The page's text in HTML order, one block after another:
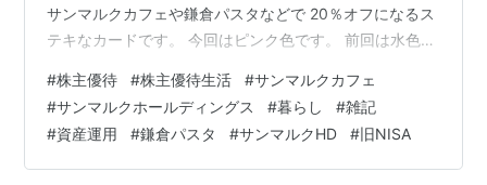
サンマルクカフェや鎌倉パスタなどで 20％オフになるス
テキなカードです。 今回はピンク色です。 前回は水色で
きました！ - yuki's daily life ちょっと小腹がすいたとき
に チョコクロを食べたりするので サンマルクホールディ
ングスは買って良かった銘柄の１つです。 2019年の旧
NISA口座で取得したものですが 含み損だった為、そのま
#株主優待 #株主優待生活 #サンマルクカフェ
#サンマルクホールディングス #暮らし #雑記
#資産運用 #鎌倉パスタ #サンマルクHD # 旧NISA